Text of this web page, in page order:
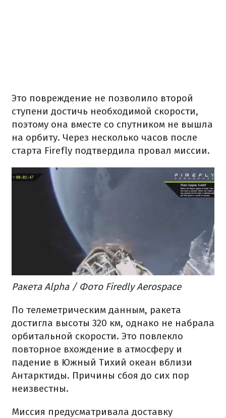
Это повреждение не позволило второй
ступени достичь необходимой скорости,
поэтому она вместе со спутником не вышла
на орбиту. Через несколько часов после
старта Firefly подтвердила провал миссии.
Ракета Alpha / Фото Firedly Aerospace
По телеметрическим данным, ракета
достигла высоты 320 км, однако не набрала
орбитальной скорости. Это повлекло
повторное вхождение в атмосферу и
падение в Южный Тихий океан вблизи
Антарктиды. Причины сбоя до сих пор
неизвестны.
Миссия предусматривала доставку